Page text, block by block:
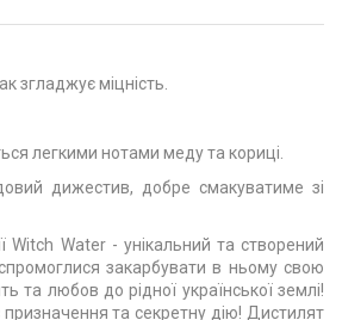
згладжує міцність.
легкими нотами меду та кориці.
дижестив, добре смакуватиме зі
Witch Water - унікальний та створений
закарбувати в ньому свою
та любов до рідної української землі!
та секретну дію! Дистилят